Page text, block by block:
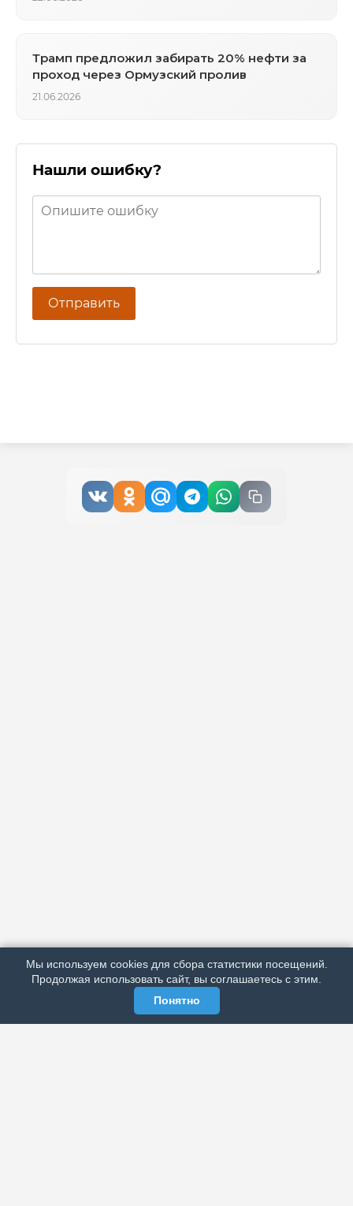
РЕКЛАМА У НАС
МЫ В СОЦСЕТЯХ
Трамп предложил забирать 20% нефти за
проход через Ормузский пролив
21.06.2026
Нашли ошибку?
Отправить
Мы используем cookies для сбора статистики посещений.
Продолжая использовать сайт, вы соглашаетесь с этим.
Понятно